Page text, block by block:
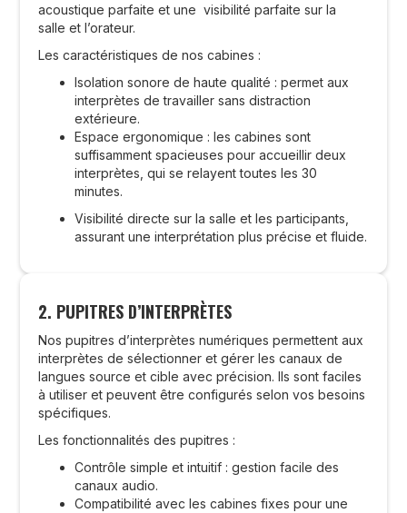
acoustique parfaite et une visibilité parfaite sur la
salle et l’orateur.
Les caractéristiques de nos cabines :
Isolation sonore de haute qualité : permet aux
interprètes de travailler sans distraction
extérieure.
Espace ergonomique : les cabines sont
suffisamment spacieuses pour accueillir deux
interprètes, qui se relayent toutes les 30
minutes.
Visibilité directe sur la salle et les participants,
assurant une interprétation plus précise et fluide.
2. PUPITRES D’INTERPRÈTES
Nos pupitres d’interprètes numériques permettent aux
interprètes de sélectionner et gérer les canaux de
langues source et cible avec précision. Ils sont faciles
à utiliser et peuvent être configurés selon vos besoins
spécifiques.
Les fonctionnalités des pupitres :
Contrôle simple et intuitif : gestion facile des
canaux audio.
Compatibilité avec les cabines fixes pour une